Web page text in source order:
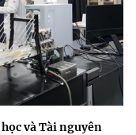
và Tài nguyên